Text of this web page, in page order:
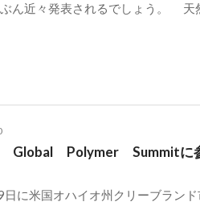
ん近々発表されるでしょう。 天
Global Polymer Summitに
に米国オハイオ州クリーブラン